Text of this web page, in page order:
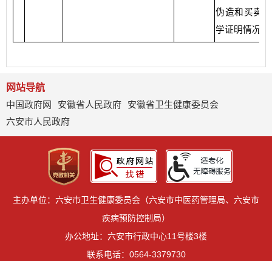
伪造和买卖
学证明情况”
网站导航
中国政府网
安徽省人民政府
安徽省卫生健康委员会
六安市人民政府
主办单位：六安市卫生健康委员会（六安市中医药管理局、六安市
疾病预防控制局）
办公地址：六安市行政中心11号楼3楼
联系电话：0564-3379730